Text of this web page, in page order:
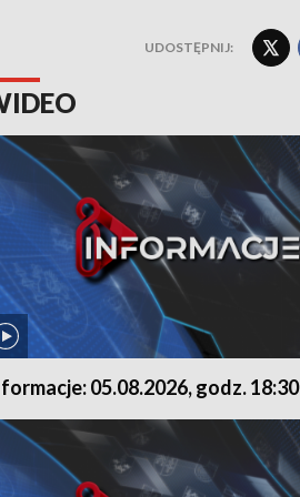
UDOSTĘPNIJ:
05.08.2026, godz. 18:30